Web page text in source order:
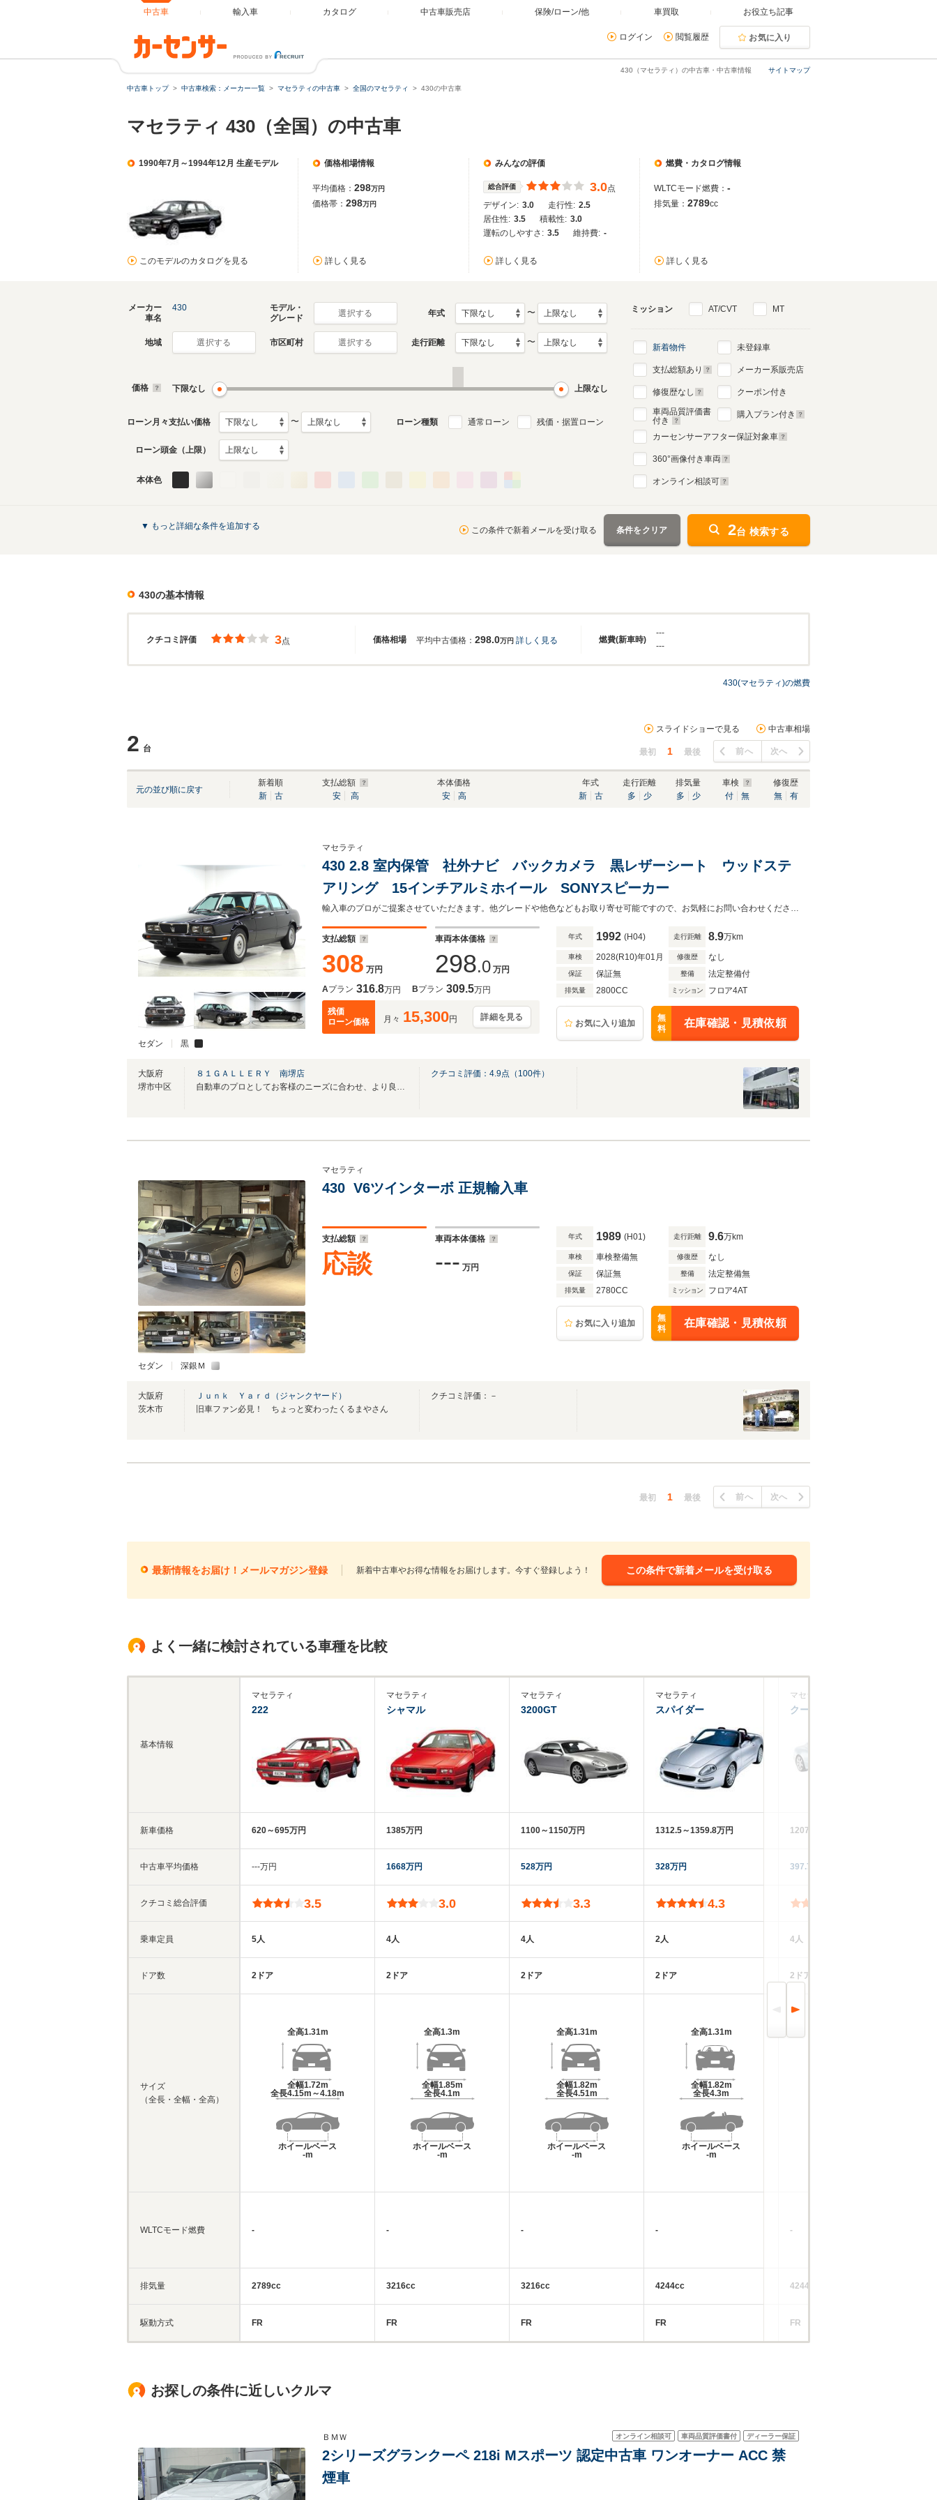
中古車 輸入車 カタログ 中古車販売店 保険/ローン/他 車買取 お役立ち記事
ログイン 閲覧履歴 お気に入り
サイトマップ
430（マセラティ）の中古車・中古車情報
中古車トップ 中古車検索：メーカー一覧 マセラティの中古車 全国のマセラティ 430の中古車
マセラティ 430（全国）の中古車
1990年7月～1994年12月 生産モデル
このモデルのカタログを見る
価格相場情報
平均価格： 298万円
価格帯： 298万円
詳しく見る
みんなの評価
総合評価 3.0点
デザイン: 3.0 走行性: 2.5
居住性: 3.5 積載性: 3.0
運転のしやすさ: 3.5 維持費: -
詳しく見る
燃費・カタログ情報
WLTCモード燃費： -
排気量： 2789cc
詳しく見る
メーカー
車名
430
モデル・
グレード
選択する 年式 〜
地域 選択する 市区町村 選択する 走行距離 〜
価格 下限なし 上限なし
ローン月々支払い価格 〜 ローン種類 通常ローン 残価・据置ローン
ローン頭金（上限）
本体色
ミッション AT/CVT MT
新着物件
支払総額あり
修復歴なし
車両品質評価書
付き
未登録車
メーカー系販売店
クーポン付き
購入プラン付き
カーセンサーアフター保証対象車
360°画像付き車両
オンライン相談可
▼ もっと詳細な条件を追加する この条件で新着メールを受け取る 条件をクリア 2台 検索する
430の基本情報
クチコミ評価 価格相場 燃費(新車時)
3点 平均中古価格： 298.0万円 詳しく見る
---
---
430(マセラティ)の燃費
2 台
スライドショーで見る 中古車相場
最初 1 最後 前へ 次へ
元の並び順に戻す
新着順
新
古
支払総額
安
高
本体価格
安
高
年式
新
古
走行距離
多
少
排気量
多
少
車検
付
無
修復歴
無
有
セダン 黒
マセラティ
430 2.8 室内保管 社外ナビ バックカメラ 黒レザーシート ウッドステ
アリング 15インチアルミホイール SONYスピーカー
輸入車のプロがご提案させていただきます。他グレードや他色などもお取り寄せ可能ですので、お気軽にお問い合わせください。
支払総額
308 万円
車両本体価格
298.0 万円
Aプラン 316.8万円 Bプラン 309.5万円
残価
ローン価格
月々 15,300円 詳細を見る
年式 1992 (H04) 走行距離 8.9万km
車検 2028(R10)年01月 修復歴 なし
保証 保証無 整備 法定整備付
排気量 2800CC ミッション フロア4AT
お気に入り追加
無
料
在庫確認・見積依頼
大阪府
堺市中区
８１ＧＡＬＬＥＲＹ 南堺店
自動車のプロとしてお客様のニーズに合わせ、より良いご提案をさせていただきます。
クチコミ評価： 4.9点（ 100件）
セダン 深銀Ｍ
マセラティ
430 V6ツインターボ 正規輸入車
支払総額
応談
車両本体価格
--- 万円
年式 1989 (H01) 走行距離 9.6万km
車検 車検整備無 修復歴 なし
保証 保証無 整備 法定整備無
排気量 2780CC ミッション フロア4AT
お気に入り追加
無
料
在庫確認・見積依頼
大阪府
茨木市
Ｊｕｎｋ Ｙａｒｄ（ジャンクヤード）
旧車ファン必見！ ちょっと変わったくるまやさん
クチコミ評価：－
最初 1 最後 前へ 次へ
最新情報をお届け！メールマガジン登録 新着中古車やお得な情報をお届けします。今すぐ登録しよう！ この条件で新着メールを受け取る
よく一緒に検討されている車種を比較
基本情報
新車価格
中古車平均価格
クチコミ総合評価
乗車定員
ドア数
サイズ
（全長・全幅・全高）
WLTCモード燃費
排気量
駆動方式
マセラティ
222
620～695万円
‐‐‐万円
3.5
5人
2ドア
全高1.31m
全幅1.72m
全長4.15m～4.18m
ホイールベース
-m
-
2789cc
FR
マセラティ
シャマル
1385万円
1668万円
3.0
4人
2ドア
全高1.3m
全幅1.85m
全長4.1m
ホイールベース
-m
-
3216cc
FR
マセラティ
3200GT
1100～1150万円
528万円
3.3
4人
2ドア
全高1.31m
全幅1.82m
全長4.51m
ホイールベース
-m
-
3216cc
FR
マセラティ
スパイダー
1312.5～1359.8万円
328万円
4.3
2人
2ドア
全高1.31m
全幅1.82m
全長4.3m
ホイールベース
-m
-
4244cc
FR
マセラティ
クーペ
1207.5～1491万円
397.7万円
4人
2ドア
-
4244cc
FR
お探しの条件に近しいクルマ
オンライン相談可 車両品質評価書付 ディーラー保証
ＢＭＷ
2シリーズグランクーペ 218i Mスポーツ 認定中古車 ワンオーナー ACC 禁
煙車